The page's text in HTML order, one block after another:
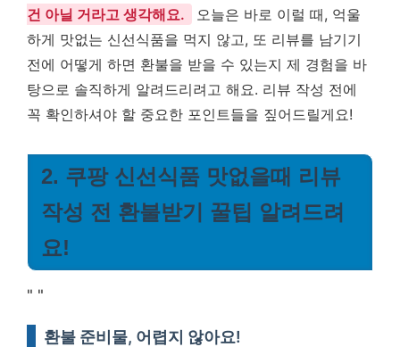
건 아닐 거라고 생각해요.
오늘은 바로 이럴 때, 억울
하게 맛없는 신선식품을 먹지 않고, 또 리뷰를 남기기
전에 어떻게 하면 환불을 받을 수 있는지 제 경험을 바
탕으로 솔직하게 알려드리려고 해요. 리뷰 작성 전에
꼭 확인하셔야 할 중요한 포인트들을 짚어드릴게요!
2. 쿠팡 신선식품 맛없을때 리뷰
작성 전 환불받기 꿀팁 알려드려
요!
" "
환불 준비물, 어렵지 않아요!